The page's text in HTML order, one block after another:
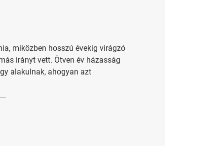
miközben hosszú évekig virágzó
irányt vett. Ötven év házasság
alakulnak, ahogyan azt